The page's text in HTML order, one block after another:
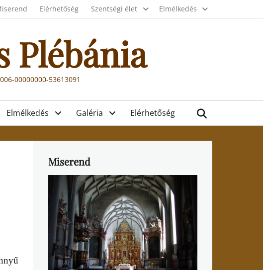
Elérhetőség Szentségi élet Elmélkedés
Plébánia
00000000-53613091
Elmélkedés Galéria Elérhetőség
Miserend